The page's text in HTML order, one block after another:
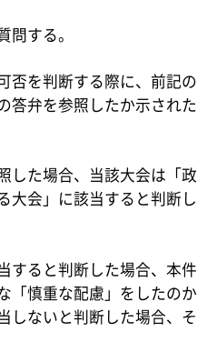
する。
を判断する際に、前記の
答弁を参照したか示された
た場合、当該大会は「政
大会」に該当すると判断し
ると判断した場合、本件
「慎重な配慮」をしたのか
しないと判断した場合、そ